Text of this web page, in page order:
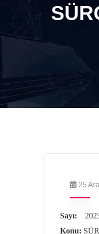
25
Sayı:
Konu: